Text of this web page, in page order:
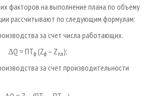
факторов на выполнение плана по объему
рассчитывают по следующим формулам:
за счет числа работающих.
ΔQ = ПТф (Zф – Zпл);
за счет производительности